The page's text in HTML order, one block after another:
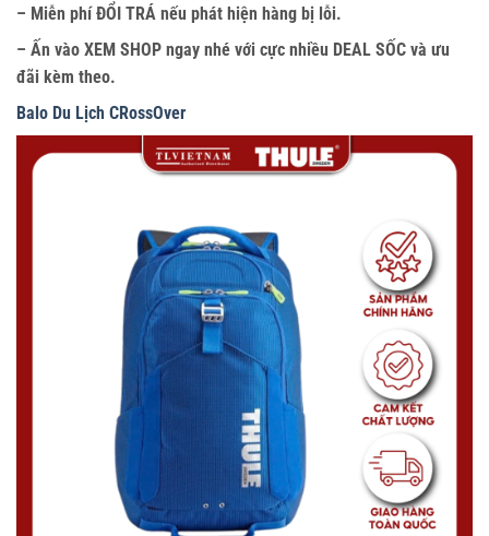
– Miễn phí ĐỔI TRÁ nếu phát hiện hàng bị lỗi.
– Ấn vào XEM SHOP ngay nhé với cực nhiều DEAL SỐC và ưu
đãi kèm theo.
Balo Du Lịch CRossOver